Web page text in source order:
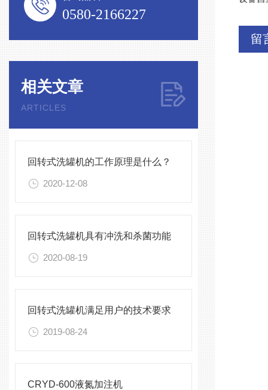
0580-2166227
相关文章
ARTICLES
回转式洗罐机的工作原理是什么？
2020-12-08
回转式洗罐机具有冲洗和杀菌功能
2020-08-19
回转式洗罐机满足用户的技术要求
2019-08-24
CRYD-600液氮加注机
留